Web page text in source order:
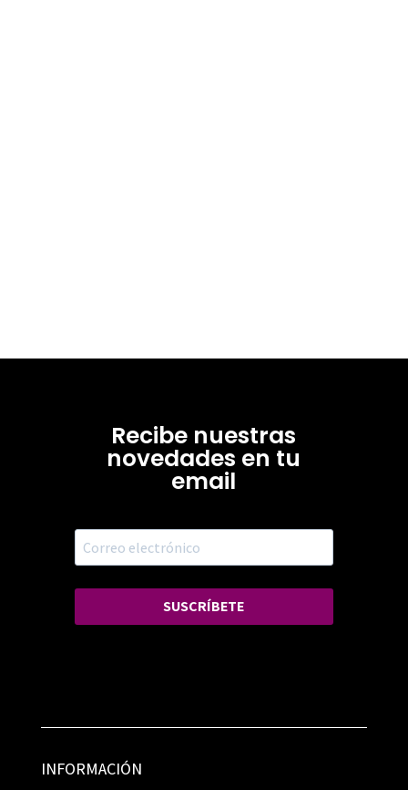
Recibe nuestras
novedades en tu
email
SUSCRÍBETE
INFORMACIÓN